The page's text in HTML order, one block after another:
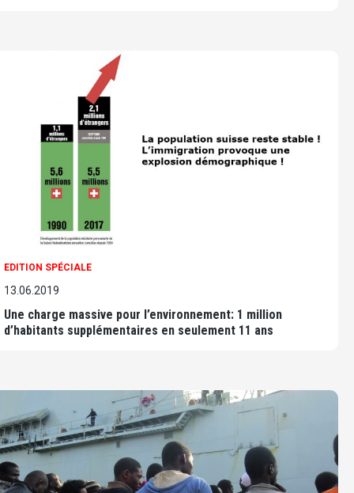
EDITION SPÉCIALE
13.06.2019
Une charge massive pour l’environnement: 1 million
d’habitants supplémentaires en seulement 11 ans